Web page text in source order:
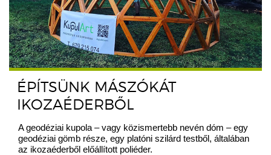
ÉPÍTSÜNK MÁSZÓKÁT
IKOZAÉDERBŐL
A geodéziai kupola – vagy közismertebb nevén dóm – egy
geodéziai gömb része, egy platóni szilárd testből, általában
az ikozaéderből előállított poliéder.